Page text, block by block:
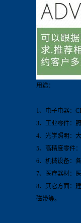
用途：
1、电子电器：
3、工业零件：
4、光学照明：
5、高精度零件
6、机械设备：
7、医疗器材：
8、其它方面：
磁带等。